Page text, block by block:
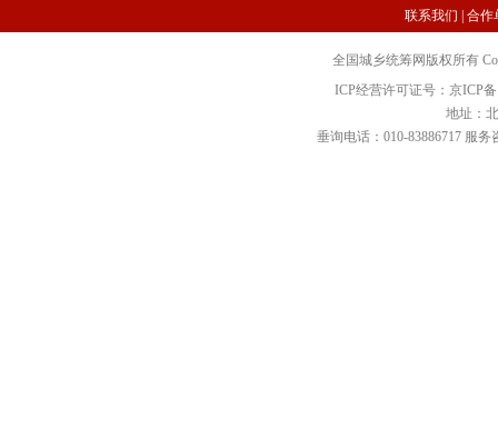
联系我们 合作
全国城乡统筹网版权所有
ICP经营许可证号：京ICP备
地址：
垂询电话：010-83886717 服务